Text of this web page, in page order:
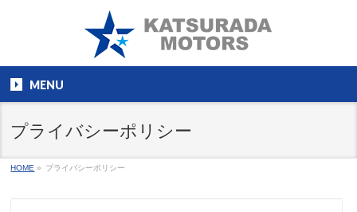
MENU
プライバシーポリシー
HOME » プライバシーポリシー